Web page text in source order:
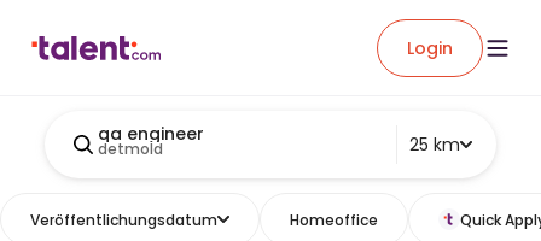
Login
qa engineer
detmold 25 km
Veröffentlichungsdatum Homeoffice Quick